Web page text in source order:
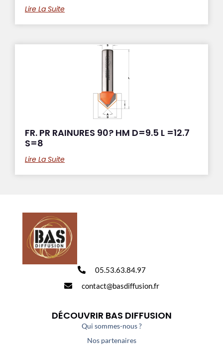
Lire La Suite
FR. PR RAINURES 90? HM D=9.5 L =12.7
S=8
Lire La Suite
05.53.63.84.97
contact@basdiffusion.fr
DÉCOUVRIR BAS DIFFUSION
Qui sommes-nous ?
Nos partenaires